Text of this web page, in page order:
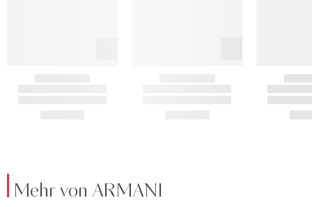
Mehr von ARMANI